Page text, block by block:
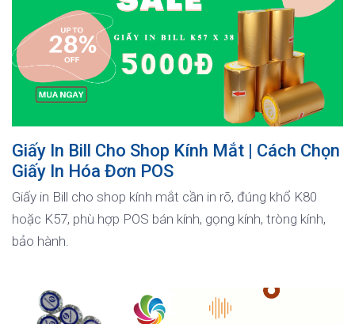
Giấy In Bill Cho Shop Kính Mắt | Cách Chọn
Giấy In Hóa Đơn POS
Giấy in Bill cho shop kính mắt cần in rõ, đúng khổ K80
hoặc K57, phù hợp POS bán kính, gọng kính, tròng kính,
bảo hành.